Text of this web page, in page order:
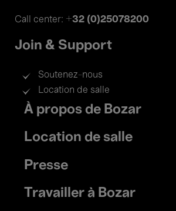
Call center: +32 (0)25078200
Join & Support
Soutenez-nous
Location de salle
Footer
menu
À propos de Bozar
Location de salle
Presse
Travailler à Bozar